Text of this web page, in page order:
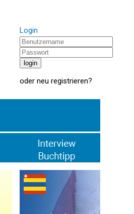
Login
oder neu registrieren?